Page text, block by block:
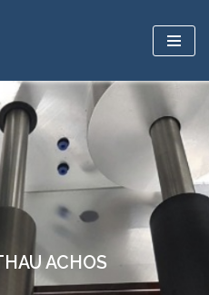
ACHOS